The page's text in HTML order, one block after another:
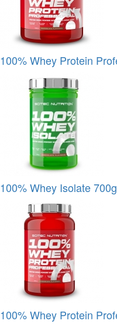
100% Whey Protein
100% Whey Isolate 700g
100% Whey Protein